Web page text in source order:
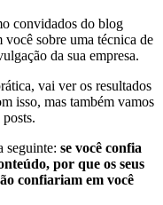
convidados do blog
sobre uma técnica de
da sua empresa.
vai ver os resultados
isso, mas também vamos
seguinte: se você confia
por que os seus
confiariam em você